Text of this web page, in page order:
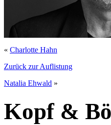
« Charlotte Hahn
Zurück zur Auflistung
Natalia Ehwald »
Kopf &